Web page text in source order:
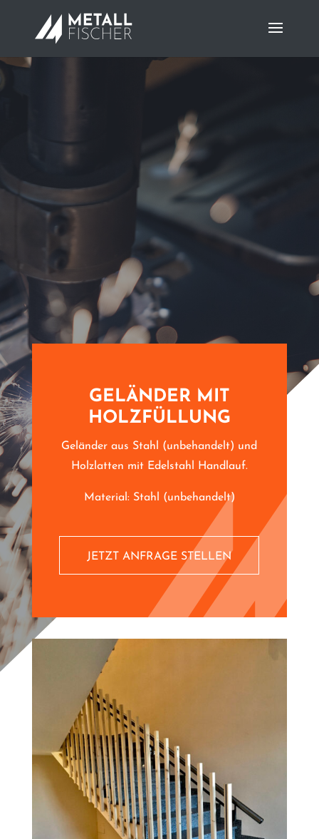
GELÄNDER MIT
HOLZFÜLLUNG
Geländer aus Stahl (unbehandelt) und
Holzlatten mit Edelstahl Handlauf.
Material: Stahl (unbehandelt)
JETZT ANFRAGE STELLEN